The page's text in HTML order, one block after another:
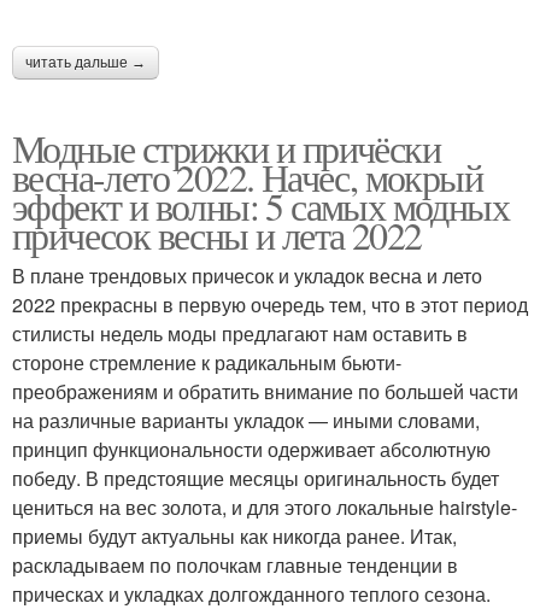
читать дальше →
Модные стрижки и причёски
весна-лето 2022. Начес, мокрый
эффект и волны: 5 самых модных
причесок весны и лета 2022
В плане трендовых причесок и укладок весна и лето
2022 прекрасны в первую очередь тем, что в этот период
стилисты недель моды предлагают нам оставить в
стороне стремление к радикальным бьюти-
преображениям и обратить внимание по большей части
на различные варианты укладок — иными словами,
принцип функциональности одерживает абсолютную
победу. В предстоящие месяцы оригинальность будет
цениться на вес золота, и для этого локальные hairstyle-
приемы будут актуальны как никогда ранее. Итак,
раскладываем по полочкам главные тенденции в
прическах и укладках долгожданного теплого сезона.